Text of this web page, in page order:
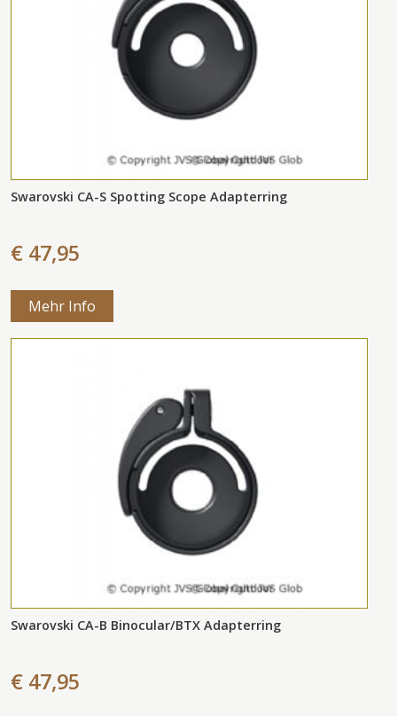
Swarovski CA-S Spotting Scope Adapterring
€ 47,95
Mehr Info
Swarovski CA-B Binocular/BTX Adapterring
€ 47,95